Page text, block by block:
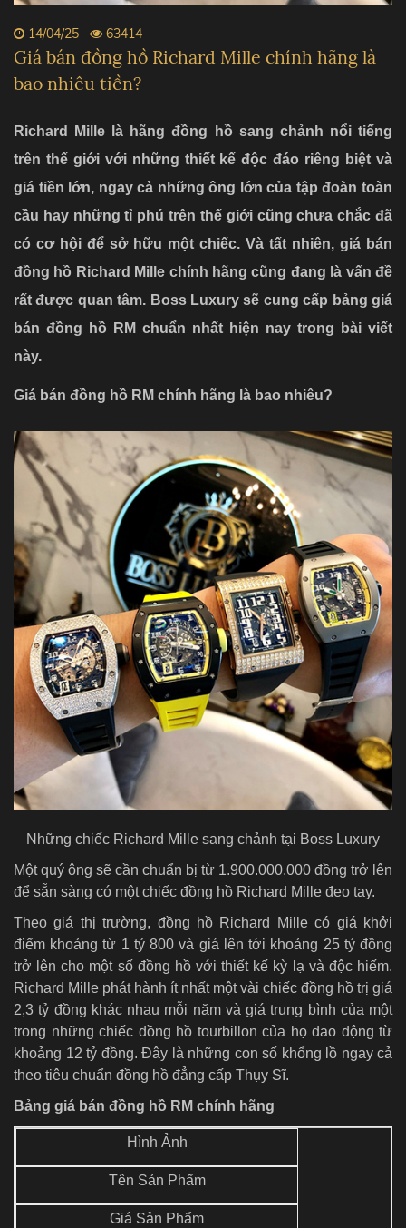
14/04/25 63414
Giá bán đồng hồ Richard Mille chính hãng là
bao nhiêu tiền?
Richard Mille là hãng đồng hồ sang chảnh nổi tiếng
trên thế giới với những thiết kế độc đáo riêng biệt và
giá tiền lớn, ngay cả những ông lớn của tập đoàn toàn
cầu hay những tỉ phú trên thế giới cũng chưa chắc đã
có cơ hội để sở hữu một chiếc. Và tất nhiên, giá bán
đồng hồ Richard Mille chính hãng cũng đang là vấn đề
rất được quan tâm. Boss Luxury sẽ cung cấp bảng giá
bán đồng hồ RM chuẩn nhất hiện nay trong bài viết
này.
Giá bán đồng hồ RM chính hãng là bao nhiêu?
Những chiếc Richard Mille sang chảnh tại Boss Luxury
Một quý ông sẽ cần chuẩn bị từ 1.900.000.000 đồng trở lên
để sẵn sàng có một chiếc đồng hồ Richard Mille đeo tay.
Theo giá thị trường, đồng hồ Richard Mille có giá khởi
điểm khoảng từ 1 tỷ 800 và giá lên tới khoảng 25 tỷ đồng
trở lên cho một số đồng hồ với thiết kế kỳ lạ và độc hiếm.
Richard Mille phát hành ít nhất một vài chiếc đồng hồ trị giá
2,3 tỷ đồng khác nhau mỗi năm và giá trung bình của một
trong những chiếc đồng hồ tourbillon của họ dao động từ
khoảng 12 tỷ đồng. Đây là những con số khổng lồ ngay cả
theo tiêu chuẩn đồng hồ đẳng cấp Thụy Sĩ.
Bảng giá bán đồng hồ RM chính hãng
Hình Ảnh
Tên Sản Phẩm
Giá Sản Phẩm